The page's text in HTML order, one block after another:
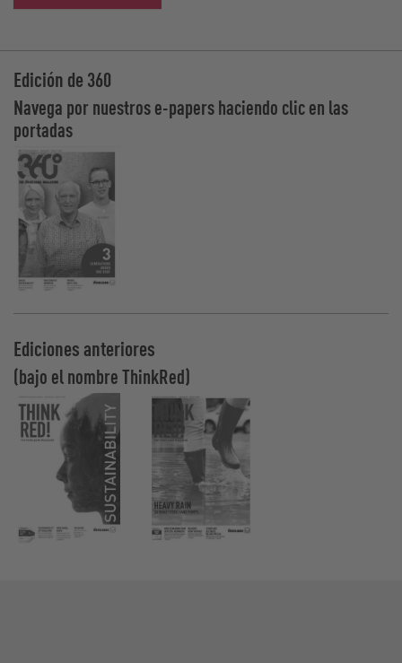
Edición de 360
Navega por nuestros e-papers haciendo clic en las
portadas
Ediciones anteriores
(bajo el nombre ThinkRed)